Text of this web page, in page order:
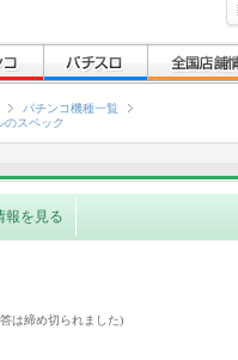
パチンコ機種一覧
のスペック
報を見る
は締め切られました)